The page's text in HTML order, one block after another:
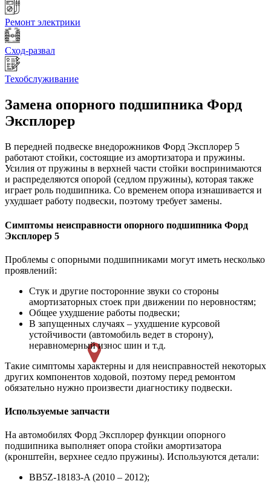
Ремонт электрики
Сход-развал
Техобслуживание
Замена опорного подшипника Форд
Эксплорер
В передней подвеске внедорожников Форд Эксплорер 5
работают стойки, состоящие из амортизатора и пружины.
Усилия от пружины в верхней части стойки воспринимаются
и распределяются опорой (седлом пружины), которая также
играет роль подшипника. Со временем опора изнашивается и
ухудшает работу подвески, поэтому требует замены.
Симптомы неисправности опорного подшипника Форд
Эксплорер 5
Проблемы с опорными подшипниками могут иметь несколько
проявлений:
Стук и другие посторонние звуки со стороны
амортизаторных стоек при движении по неровностям;
Общее ухудшение работы подвески;
В запущенных случаях – ухудшение курсовой
устойчивости (автомобиль ведет в сторону),
неравномерный износ шин и т.д.
Такие симптомы характерны и для неисправностей некоторых
других компонентов ходовой, поэтому перед ремонтом
обязательно нужно произвести диагностику подвески.
Используемые запчасти
На автомобилях Форд Эксплорер функции опорного
подшипника выполняет опора стойки амортизатора
(кронштейн, верхнее седло пружины). Используются детали:
BB5Z-18183-A (2010 – 2012);